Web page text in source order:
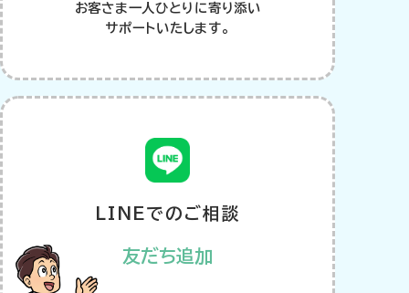
お客さま一人ひとりに寄り添い
サポートいたします。
LINEでのご相談
友だち追加